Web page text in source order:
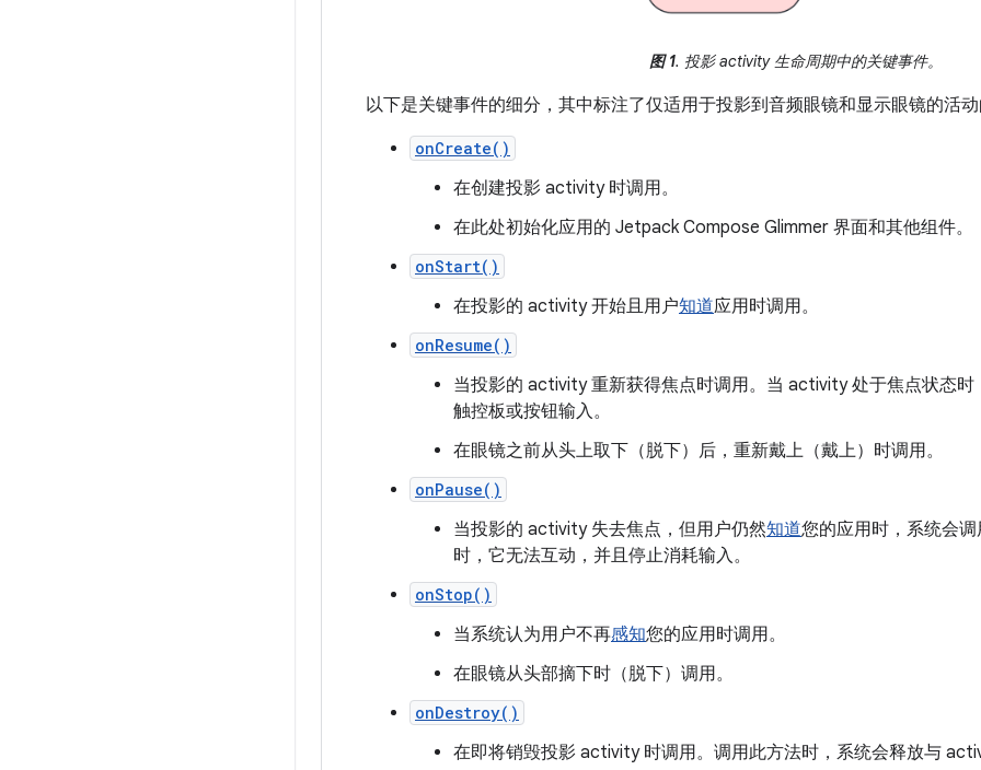
图 1. 投影 activity 生命周期中的关键事件。
以下是关键事件的细分，其中标注了仅适用于投影到音频眼镜和显示眼镜的活
onCreate()
在创建投影 activity 时调用。
在此处初始化应用的 Jetpack Compose Glimmer 界面和其他组件。
onStart()
在投影的 activity 开始且用户知道应用时调用。
onResume()
当投影的 activity 重新获得焦点时调用。当 activity 处于焦点状态
触控板或按钮输入。
在眼镜之前从头上取下（脱下）后，重新戴上（戴上）时调用。
onPause()
当投影的 activity 失去焦点，但用户仍然知道您的应用时，系统会
时，它无法互动，并且停止消耗输入。
onStop()
当系统认为用户不再感知您的应用时调用。
在眼镜从头部摘下时（脱下）调用。
onDestroy()
在即将销毁投影 activity 时调用。调用此方法时，系统会释放与